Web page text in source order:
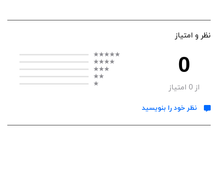
نظر و امتیاز
0
از0 امتیاز
نظر خود را بنویسید